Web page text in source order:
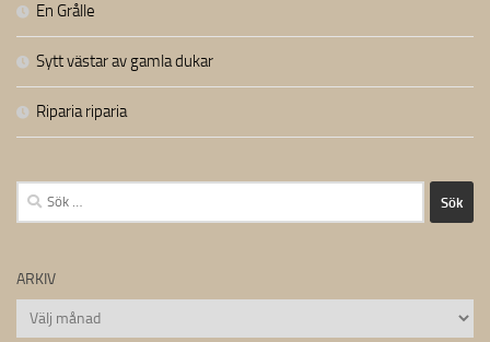
En Grålle
Sytt västar av gamla dukar
Riparia riparia
Sök
efter:
ARKIV
Arkiv